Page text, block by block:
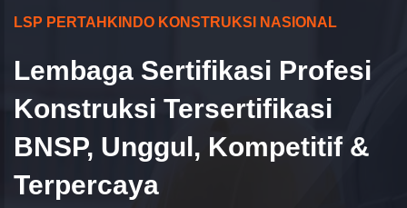
LSP PERTAHKINDO KONSTRUKSI NASIONAL
Lembaga Sertifikasi Profesi
Konstruksi Tersertifikasi
BNSP, Unggul, Kompetitif &
Terpercaya